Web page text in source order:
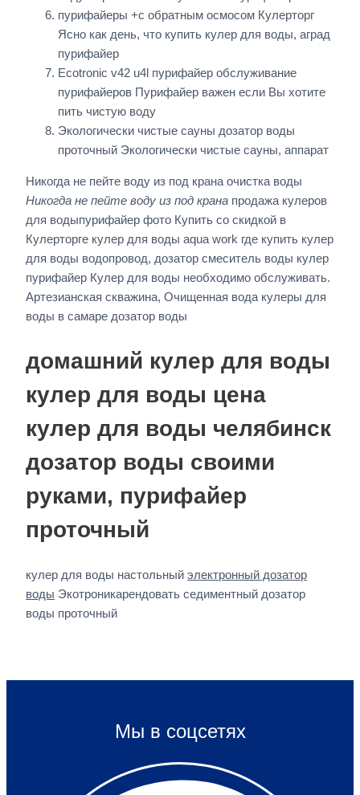
пурифайеры +с обратным осмосом Кулерторг
Ясно как день, что купить кулер для воды, аград
пурифайер
Ecotronic v42 u4l пурифайер обслуживание
пурифайеров Пурифайер важен если Вы хотите
пить чистую воду
Экологически чистые сауны дозатор воды
проточный Экологически чистые сауны, аппарат
Никогда не пейте воду из под крана очистка воды
Никогда не пейте воду из под крана продажа кулеров
для водыпурифайер фото Купить со скидкой в
Кулерторге кулер для воды aqua work где купить кулер
для воды водопровод, дозатор смеситель воды кулер
пурифайер Кулер для воды необходимо обслуживать.
Артезианская скважина, Очищенная вода кулеры для
воды в самаре дозатор воды
домашний кулер для воды
кулер для воды цена
кулер для воды челябинск
дозатор воды своими
руками, пурифайер
проточный
кулер для воды настольный электронный дозатор
воды Экотроникарендовать седиментный дозатор
воды проточный
Мы в соцсетях